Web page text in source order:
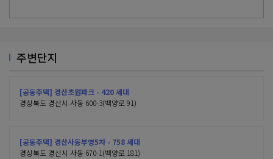
주변단지
[공동주택] 경산초원파크 - 420 세대
경상북도 경산시 사동 600-3(백양로 91)
[공동주택] 경산사동부영5차 - 758 세대
경상북도 경산시 사동 670-1(백양로 181)